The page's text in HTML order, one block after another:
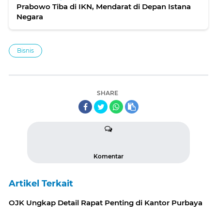
Prabowo Tiba di IKN, Mendarat di Depan Istana
Negara
Bisnis
SHARE
Komentar
Artikel Terkait
OJK Ungkap Detail Rapat Penting di Kantor Purbaya